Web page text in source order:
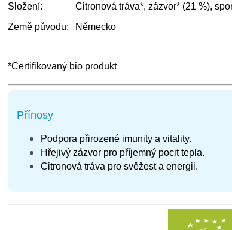
Složení:
Citronová tráva*, zázvor* (21 %),
Země původu:
Německo
*Certifikovaný bio produkt
Přínosy
Podpora přirozené imunity a vitality.
Hřejivý zázvor pro příjemný pocit tepla.
Citronová tráva pro svěžest a energii.